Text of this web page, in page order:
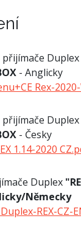
- Anglicky
Rex-
- Česky
1.14-2020
Duplex
Německy
REX-CZ-